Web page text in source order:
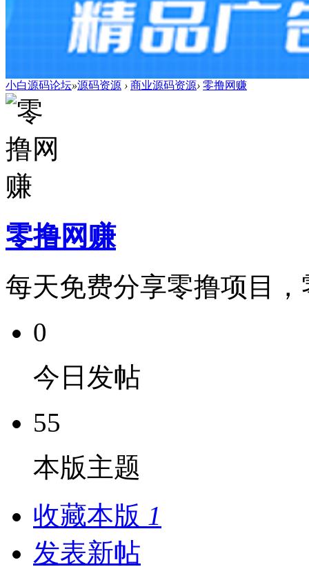
小白源码论坛»源码资源 › 商业源码资源› 零撸网赚
零撸网赚
每天免费分享零撸项目
0
今日发帖
55
本版主题
收藏本版 1
发表新帖